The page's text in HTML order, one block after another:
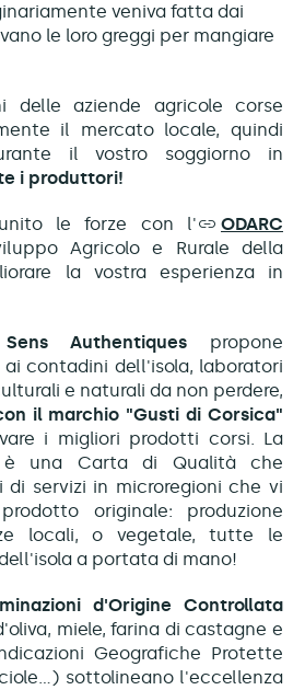
veniva fatta dai
le loro greggi per mangiare
delle aziende agricole corse
il mercato locale, quindi
il vostro soggiorno in
i produttori!
le forze con l'
ODARC
Agricolo e Rurale della
la vostra esperienza in
Authentiques propone
contadini dell'isola, laboratori
e naturali da non perdere,
il marchio "Gusti di Corsica"
i migliori prodotti corsi. La
è una Carta di Qualità che
di servizi in microregioni che vi
originale: produzione
locali, o vegetale, tutte le
a portata di mano!
d'Origine Controllata
miele, farina di castagne e
Geografiche Protette
sottolineano l'eccellenza